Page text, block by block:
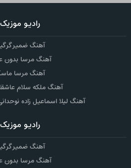
رادیو موزیک
آهنگ ضمیر
آهنگ مرسا
آهنگ مرسا
آهنگ ملکه سلام
آهنگ لیلا اسماعیل زاده
رادیو موزیک
آهنگ ضمیر
آهنگ مرسا